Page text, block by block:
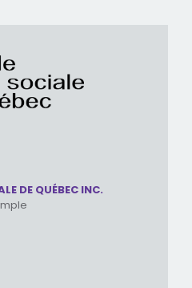
DE QUÉBEC INC.